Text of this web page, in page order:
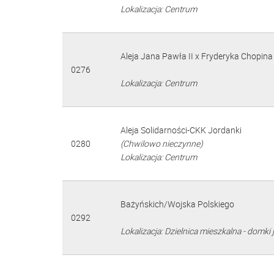
Lokalizacja: Centrum
0276
Aleja Jana Pawła II x Fryderyka Chopina
Lokalizacja: Centrum
0280
Aleja Solidarności-CKK Jordanki
(Chwilowo nieczynne)
Lokalizacja: Centrum
0292
Bażyńskich/Wojska Polskiego
Lokalizacja: Dzielnica mieszkalna -